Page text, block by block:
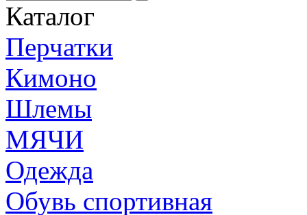
Каталог
Перчатки
Кимоно
Шлемы
МЯЧИ
Одежда
Обувь спортивная